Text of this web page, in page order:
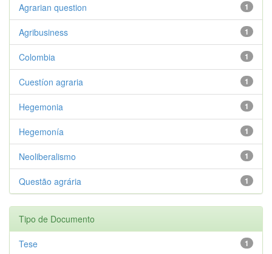
1
Agrarian question
1
Agribusiness
1
Colombia
1
Cuestíon agraria
1
Hegemonia
1
Hegemonía
1
Neoliberalismo
1
Questão agrária
Tipo de Documento
1
Tese